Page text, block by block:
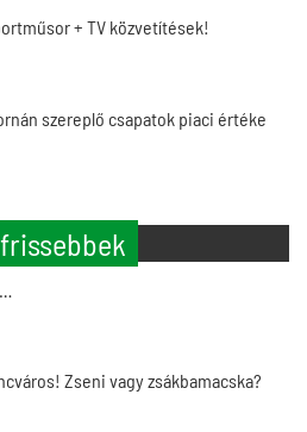
+ TV közvetítések!
szereplő csapatok piaci értéke
Zseni vagy zsákbamacska?